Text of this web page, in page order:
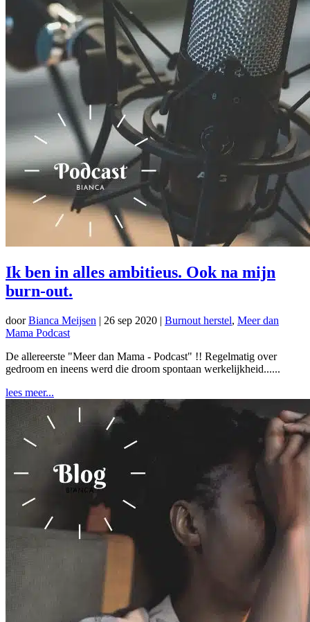
Ik ben in alles ambitieus. Ook na mijn
burn-out.
doorBianca Meijsen | 26 sep 2020 | Burnout herstel, Meer dan
Mama Podcast
De allereerste "Meer dan Mama - Podcast" !! Regelmatig over
gedroom en ineens werd die droom spontaan werkelijkheid......
lees meer...